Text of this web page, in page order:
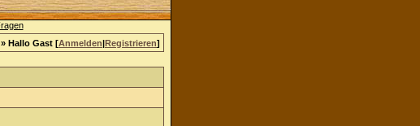
» Hallo Gast [Anmelden|Registrieren]